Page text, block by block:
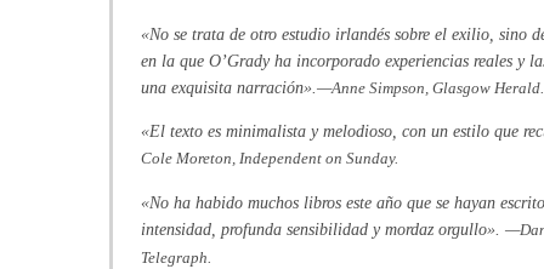
«No se trata de otro estudio irlandés sobre el exilio, sino
en la que O’Grady ha incorporado experiencias reales y
una exquisita narración».—Anne Simpson, Glasgow Herald.
«El texto es minimalista y melodioso, con un estilo que
Cole Moreton, Independent on Sunday.
«No ha habido muchos libros este año que se hayan
intensidad, profunda sensibilidad y mordaz orgullo». —
Telegraph.